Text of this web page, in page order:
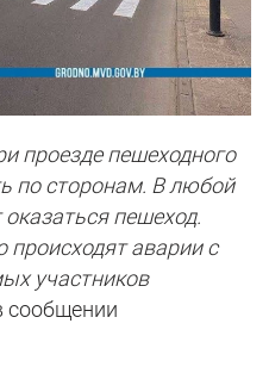
проезде пешеходного
по сторонам. В любой
пешеход.
происходят аварии с
участников
сообщении